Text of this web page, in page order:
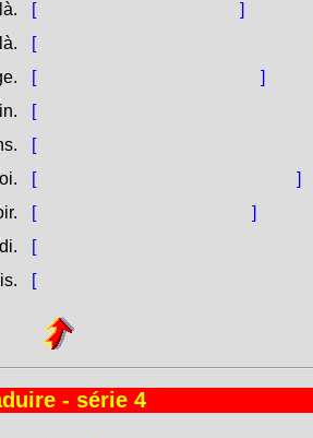
[
]
[
[
]
[
[
[
]
[
]
[
[
- série 4